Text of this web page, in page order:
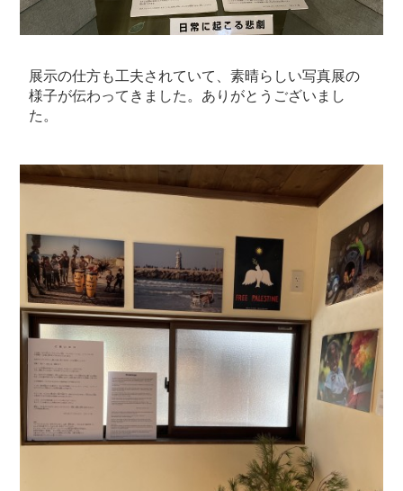
展示の仕方も工夫されていて、素晴らしい写真展の
様子が伝わってきました。ありがとうございまし
た。